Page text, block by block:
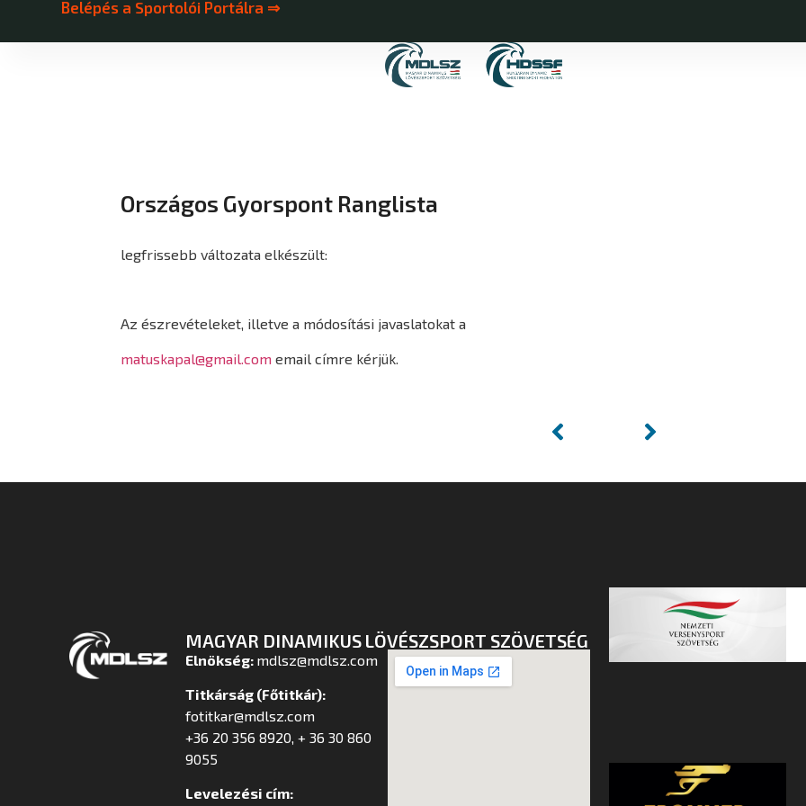
Belépés a Sportolói Portálra ⇒
Országos Gyorspont Ranglista
legfrissebb változata elkészült:
Az észrevételeket, illetve a módosítási javaslatokat a
matuskapal@gmail.com email címre kérjük.
MAGYAR DINAMIKUS LÖVÉSZSPORT SZÖVETSÉG
Elnökség: mdlsz@mdlsz.com
Titkárság (Főtitkár):
fotitkar@mdlsz.com
+36 20 356 8920, + 36 30 860
9055
Levelezési cím: